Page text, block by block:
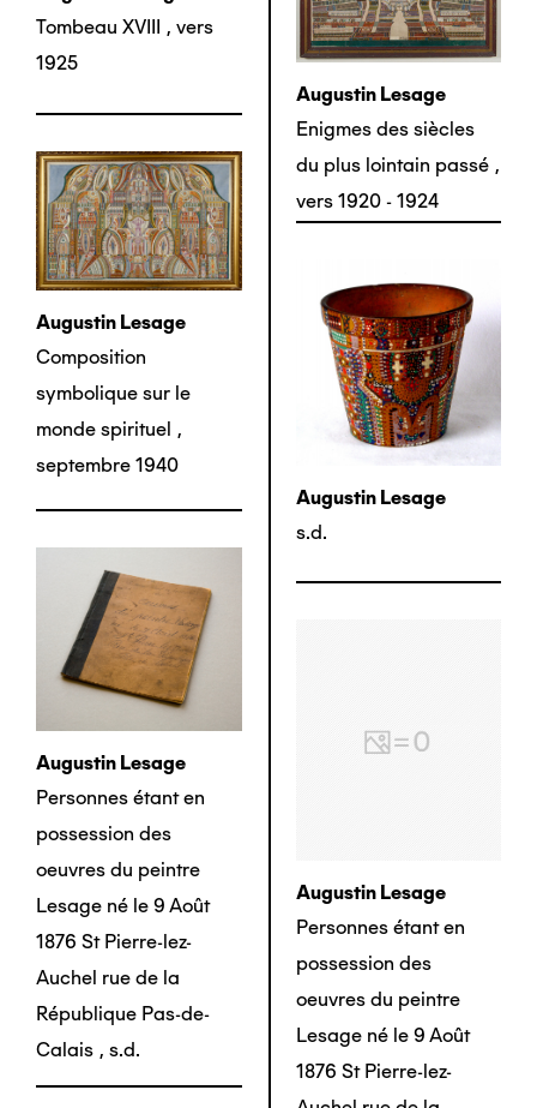
Tombeau XVIII , vers
1925
Augustin Lesage
Enigmes des siècles
du plus lointain passé ,
vers 1920 - 1924
Augustin Lesage
Composition
symbolique sur le
monde spirituel ,
septembre 1940
Augustin Lesage
s.d.
Augustin Lesage
Personnes étant en
possession des
oeuvres du peintre
Lesage né le 9 Août
1876 St Pierre-lez-
Auchel rue de la
République Pas-de-
Calais , s.d.
Augustin Lesage
Personnes étant en
possession des
oeuvres du peintre
Lesage né le 9 Août
1876 St Pierre-lez-